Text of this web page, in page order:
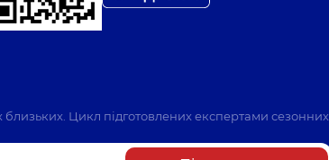
Цикл підготовлених експертами сезонних